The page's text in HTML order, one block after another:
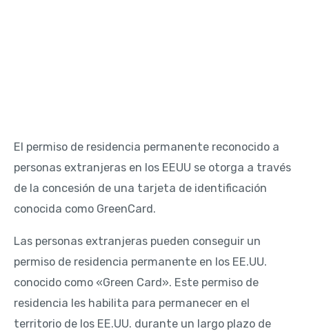
El permiso de residencia permanente reconocido a
personas extranjeras en los EEUU se otorga a través
de la concesión de una tarjeta de identificación
conocida como GreenCard.
Las personas extranjeras pueden conseguir un
permiso de residencia permanente en los EE.UU.
conocido como «Green Card». Este permiso de
residencia les habilita para permanecer en el
territorio de los EE.UU. durante un largo plazo de